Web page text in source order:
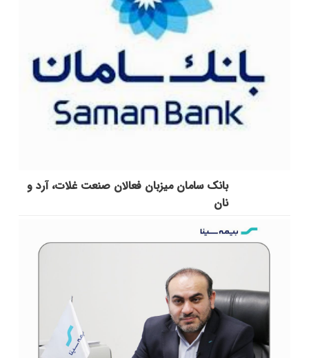
بانک سامان میزبان فعالان صنعت غلات، آرد و
نان